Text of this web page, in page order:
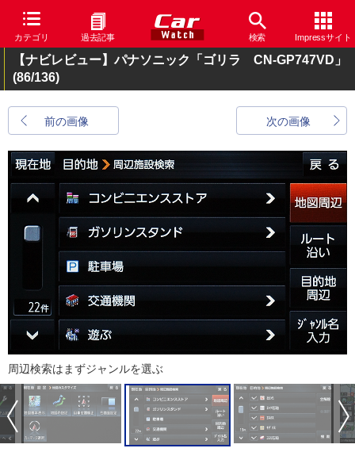
カテゴリ 過去記事 検索 Impressサイト
【ナビレビュー】パナソニック「ゴリラ CN-GP747VD」
(86/136)
前の画像 次の画像
周辺検索はまずジャンルを選ぶ